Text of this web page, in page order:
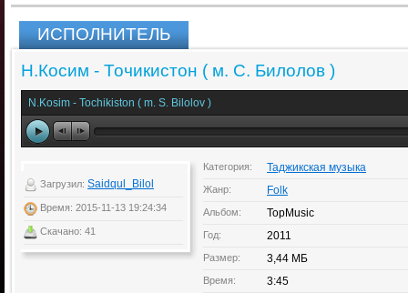
ИСПОЛНИТЕЛЬ
Н.Косим - Точикистон ( м. С. Билолов )
N.Kosim - Tochikiston ( m. S. Bilolov )
Загрузил: Saidqul_Bilol
Время: 2015-11-13 19:24:34
Скачано: 41
Категория: Таджикская музыка
Жанр: Folk
Альбом: TopMusic
Год: 2011
Размер: 3,44 МБ
Время: 3:45